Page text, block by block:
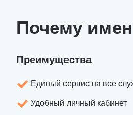
Почему
Преимущества
Единый сервис на все
Удобный личный кабинет